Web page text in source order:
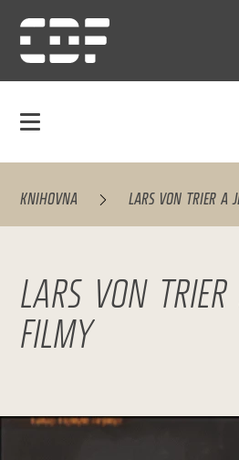
KNIHOVNA LARS VON TRIER A
LARS VON
FILMY